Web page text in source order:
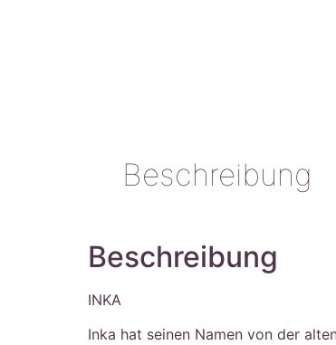
Beschreibung
Beschreibung
INKA
Inka hat seinen Namen von der